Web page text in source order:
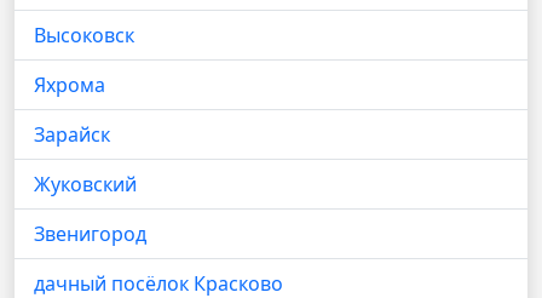
Высоковск
Яхрома
Зарайск
Жуковский
Звенигород
дачный посёлок Красково